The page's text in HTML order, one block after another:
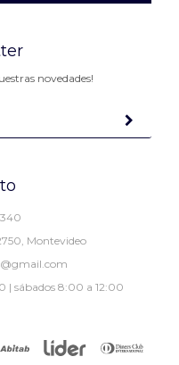
Montevideo
| sábados 8:00 a 12:00
novedades!